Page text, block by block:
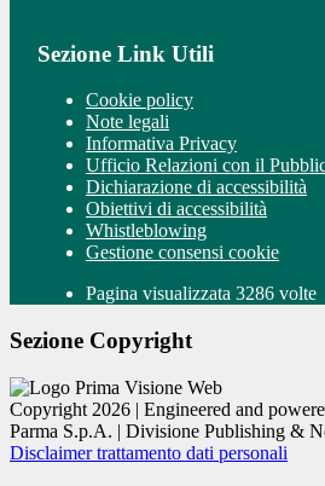
Sezione Link Utili
Cookie policy
Note legali
Informativa Privacy
Ufficio Relazioni con il
Dichiarazione di accessibilità
Obiettivi di accessibilità
Whistleblowing
Gestione consensi cookie
Pagina visualizzata 3286 volte
Sezione Copyright
Copyright 2026 | Engineered and
Parma S.p.A. | Divisione Publishing &
Disclaimer trattamento dati personali